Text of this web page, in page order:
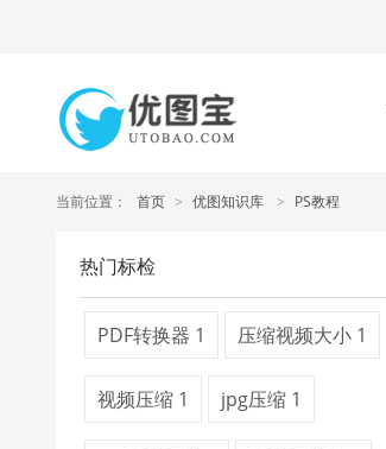
当前位置： 首页 > 优图知识库 > PS教程
热门标检
PDF转换器 1 压缩视频大小 1
视频压缩 1 jpg压缩 1